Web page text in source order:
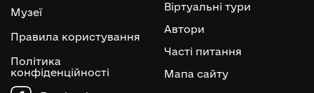
Музеї
Правила користування
Політика
конфіденційності
Віртуальні тури
Автори
Часті питання
Мапа сайту